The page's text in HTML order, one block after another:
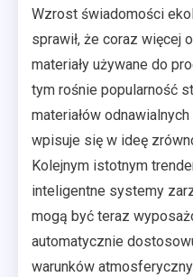
Wzrost świadomości
sprawił, że coraz więcej
materiały używane do
tym rośnie popularność
materiałów
wpisuje się w ideę
Kolejnym istotnym
inteligentne systemy
mogą być teraz
automatycznie
warunków